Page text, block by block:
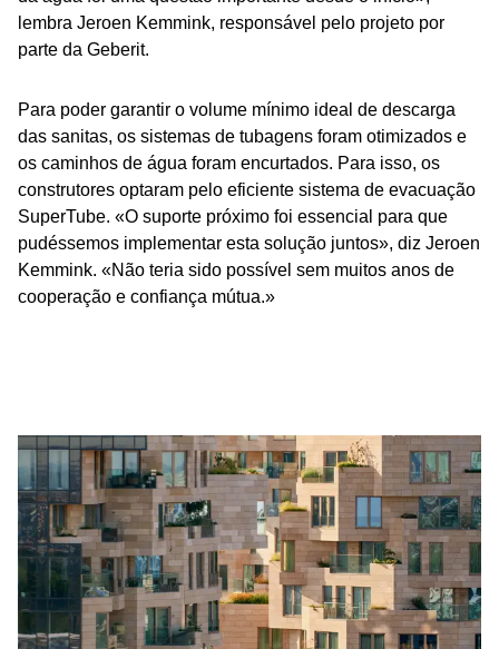
lembra Jeroen Kemmink, responsável pelo projeto por
parte da Geberit.
Para poder garantir o volume mínimo ideal de descarga
das sanitas, os sistemas de tubagens foram otimizados e
os caminhos de água foram encurtados. Para isso, os
construtores optaram pelo eficiente sistema de evacuação
SuperTube. «O suporte próximo foi essencial para que
pudéssemos implementar esta solução juntos», diz Jeroen
Kemmink. «Não teria sido possível sem muitos anos de
cooperação e confiança mútua.»